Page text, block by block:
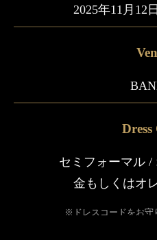
2025年11月12
Dress
セミフォーマル /
金もしくはオ
※ドレスコードをお守